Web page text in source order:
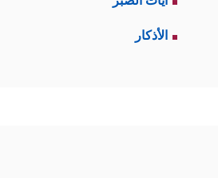
الأذكار